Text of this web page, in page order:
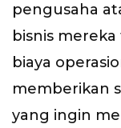
pengusaha
bisnis
biaya
memberikan
yang ingin